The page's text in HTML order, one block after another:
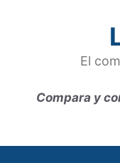
El
Compara y